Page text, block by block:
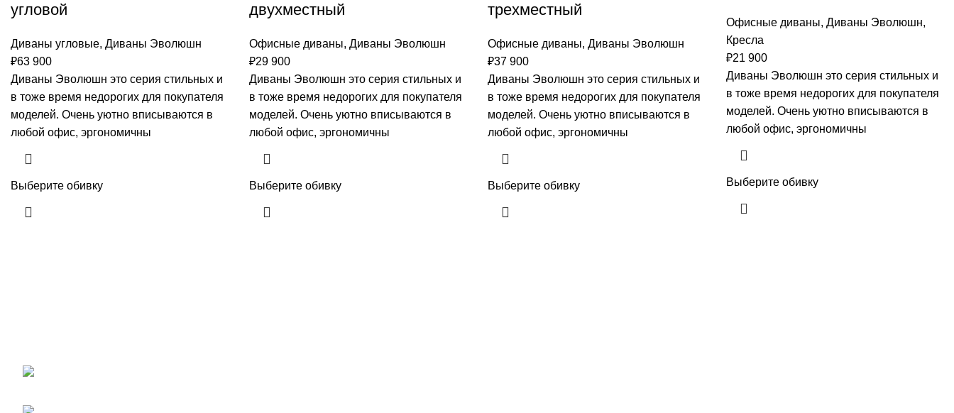
угловой
Диваны угловые, Диваны Эволюшн
₽63 900
Диваны Эволюшн это серия стильных и
в тоже время недорогих для покупателя
моделей. Очень уютно вписываются в
любой офис, эргономичны
Выберите обивку
двухместный
Офисные диваны, Диваны Эволюшн
₽29 900
Диваны Эволюшн это серия стильных и
в тоже время недорогих для покупателя
моделей. Очень уютно вписываются в
любой офис, эргономичны
Выберите обивку
трехместный
Офисные диваны, Диваны Эволюшн
₽37 900
Диваны Эволюшн это серия стильных и
в тоже время недорогих для покупателя
моделей. Очень уютно вписываются в
любой офис, эргономичны
Выберите обивку
Офисные диваны, Диваны Эволюшн,
Кресла
₽21 900
Диваны Эволюшн это серия стильных и
в тоже время недорогих для покупателя
моделей. Очень уютно вписываются в
любой офис, эргономичны
Выберите обивку